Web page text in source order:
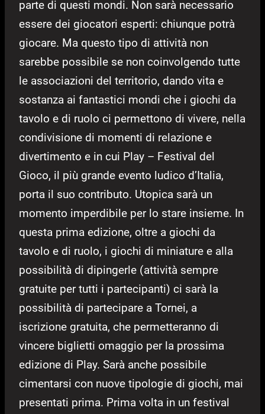
parte di questi mondi. Non sarà necessario
essere dei giocatori esperti: chiunque potrà
giocare. Ma questo tipo di attività non
sarebbe possibile se non coinvolgendo tutte
le associazioni del territorio, dando vita e
sostanza ai fantastici mondi che i giochi da
tavolo e di ruolo ci permettono di vivere, nella
condivisione di momenti di relazione e
divertimento e in cui Play – Festival del
Gioco, il più grande evento ludico d’Italia,
porta il suo contributo. Utopica sarà un
momento imperdibile per lo stare insieme. In
questa prima edizione, oltre a giochi da
tavolo e di ruolo, i giochi di miniature e alla
possibilità di dipingerle (attività sempre
gratuite per tutti i partecipanti) ci sarà la
possibilità di partecipare a Tornei, a
iscrizione gratuita, che permetteranno di
vincere biglietti omaggio per la prossima
edizione di Play. Sarà anche possibile
cimentarsi con nuove tipologie di giochi, mai
presentati prima. Prima volta in un festival